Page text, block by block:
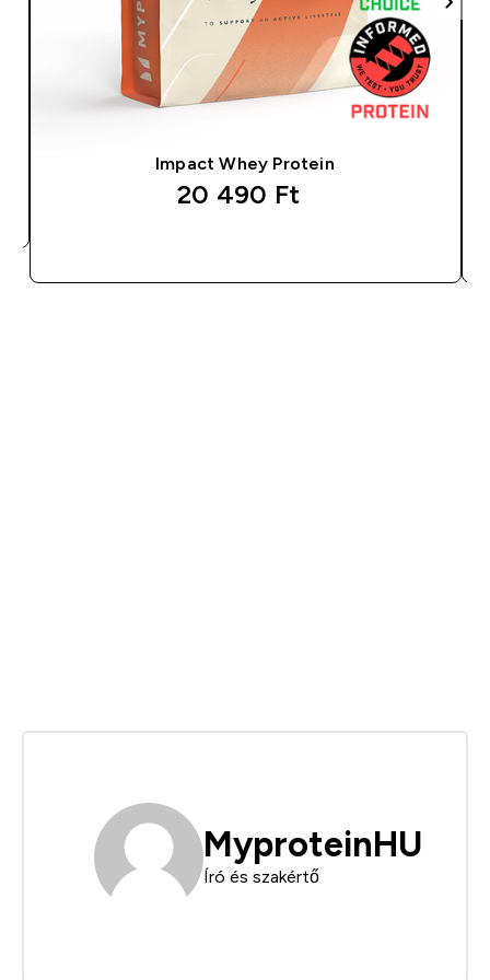
Impact Whey Protein
20 490 Ft‎
MyproteinHU
Író és szakértő